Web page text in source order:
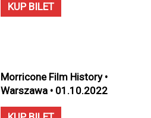
KUP BILET
Morricone Film History •
Warszawa • 01.10.2022